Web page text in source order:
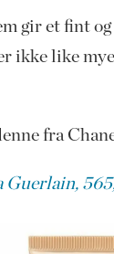
gir et fint
ikke like
fra
Guerlain,